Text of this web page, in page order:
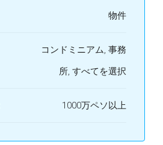
物件
コンドミニアム, 事務
所, すべてを選択
1000万ペソ以上